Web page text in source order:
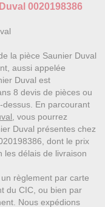
0020198386
la pièce Saunier Duval
aussi appelée
Duval est
8 devis de pièces ou
En parcourant
, vous pourrez
Duval présentes chez
dont le prix
les délais de livraison
règlement par carte
du CIC, ou bien par
Nous expédions